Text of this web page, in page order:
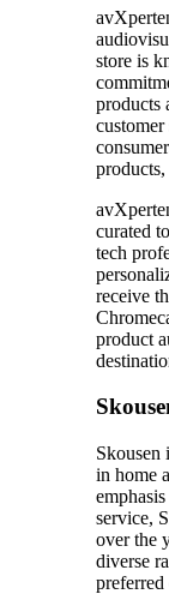
store is
products
curated
tech
receive
product
Skousen
in home
service,
over the
diverse
preferred